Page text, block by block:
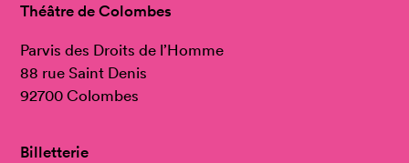
Théâtre de Colombes
Parvis des Droits de l’Homme
88 rue Saint Denis
92700 Colombes
Billetterie